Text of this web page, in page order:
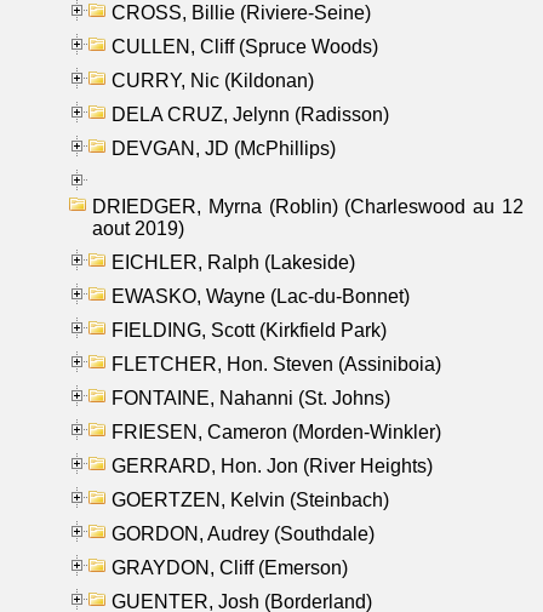
CROSS, Billie (Riviere-Seine)
CULLEN, Cliff (Spruce Woods)
CURRY, Nic (Kildonan)
DELA CRUZ, Jelynn (Radisson)
DEVGAN, JD (McPhillips)
DRIEDGER, Myrna (Roblin) (Charleswood au 12
aout 2019)
EICHLER, Ralph (Lakeside)
EWASKO, Wayne (Lac-du-Bonnet)
FIELDING, Scott (Kirkfield Park)
FLETCHER, Hon. Steven (Assiniboia)
FONTAINE, Nahanni (St. Johns)
FRIESEN, Cameron (Morden-Winkler)
GERRARD, Hon. Jon (River Heights)
GOERTZEN, Kelvin (Steinbach)
GORDON, Audrey (Southdale)
GRAYDON, Cliff (Emerson)
GUENTER, Josh (Borderland)